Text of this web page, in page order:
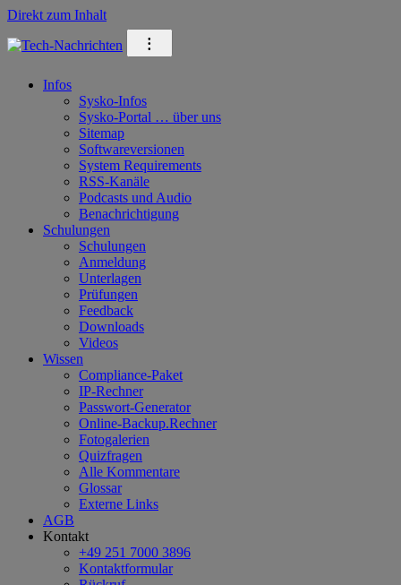
Direkt zum Inhalt
⁝
Infos
Sysko-Infos
Sysko-Portal … über uns
Sitemap
Softwareversionen
System Requirements
RSS-Kanäle
Podcasts und Audio
Benachrichtigung
Schulungen
Schulungen
Anmeldung
Unterlagen
Prüfungen
Feedback
Downloads
Videos
Wissen
Compliance-Paket
IP-Rechner
Passwort-Generator
Online-Backup.Rechner
Fotogalerien
Quizfragen
Alle Kommentare
Glossar
Externe Links
AGB
Kontakt
+49 251 7000 3896
Kontaktformular